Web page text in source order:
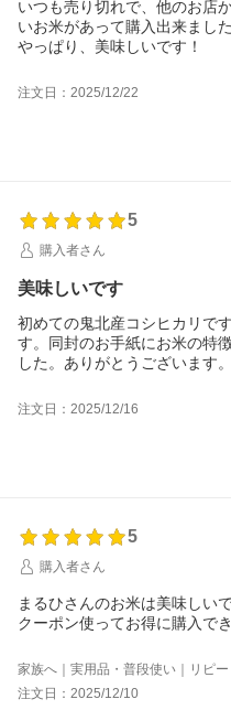
いつも売り切れで、他のお店
いお米があって購入出来ました
注文日：2025/12/22
5
購入者さん
美味しいです
初めての鬼北産コシヒカリで
す。同封のお手紙にお米の特
した。ありがとうございます。
どのお米も綺麗で安心して食
ろしくお願いします。
注文日：2025/12/16
5
購入者さん
まるひさんのお米は美味しい
クーポン使ってお得に購入で
家族へ｜実用品・普段使い｜リピー
注文日：2025/12/10